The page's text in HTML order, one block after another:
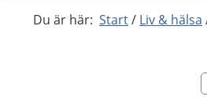
Du är här: Start Liv & hälsa